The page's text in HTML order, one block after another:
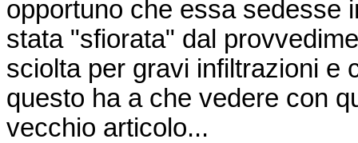
opportuno che essa sedesse
stata "sfiorata" dal
sciolta per gravi infiltrazioni e
questo ha a che vedere con
vecchio articolo...